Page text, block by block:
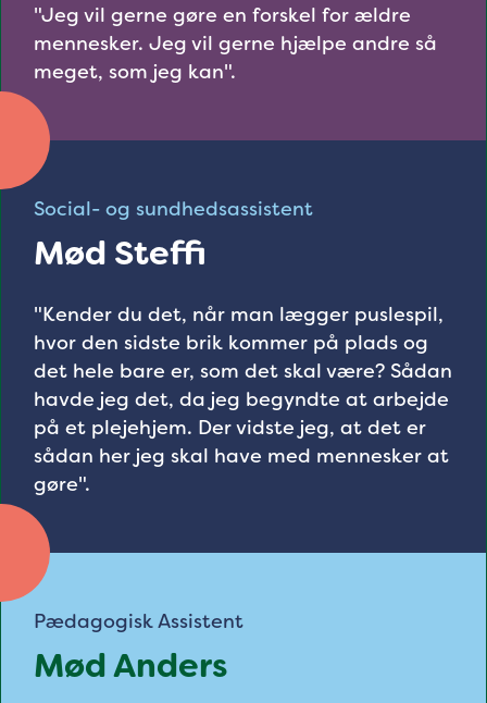
"Jeg vil gerne gøre en forskel for ældre
mennesker. Jeg vil gerne hjælpe andre så
meget, som jeg kan".
Social- og sundhedsassistent
Mød Steffi
"Kender du det, når man lægger puslespil,
hvor den sidste brik kommer på plads og
det hele bare er, som det skal være? Sådan
havde jeg det, da jeg begyndte at arbejde
på et plejehjem. Der vidste jeg, at det er
sådan her jeg skal have med mennesker at
gøre".
Pædagogisk Assistent
Mød Anders